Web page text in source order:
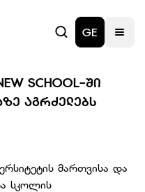
GE
SCHOOL-ᲨᲘ
ᲐᲒᲠᲫᲔᲚᲔᲑᲡ
მართვისა და
სკოლის